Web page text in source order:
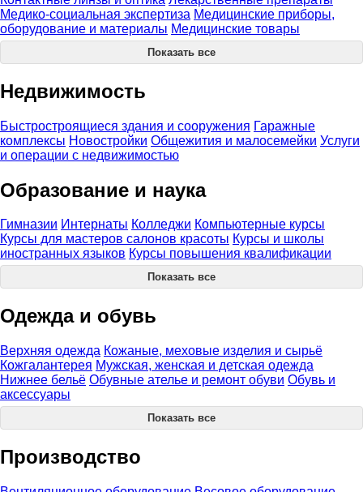
Медико-социальная экспертиза Медицинские приборы,
оборудование и материалы Медицинские товары
Показать все
Недвижимость
Быстростроящиеся здания и сооружения Гаражные
комплексы Новостройки Общежития и малосемейки Услуги
и операции с недвижимостью
Образование и наука
Гимназии Интернаты Колледжи Компьютерные курсы
Курсы для мастеров салонов красоты Курсы и школы
иностранных языков Курсы повышения квалификации
Показать все
Одежда и обувь
Верхняя одежда Кожаные, меховые изделия и сырьё
Кожгалантерея Мужская, женская и детская одежда
Нижнее бельё Обувные ателье и ремонт обуви Обувь и
аксессуары
Показать все
Производство